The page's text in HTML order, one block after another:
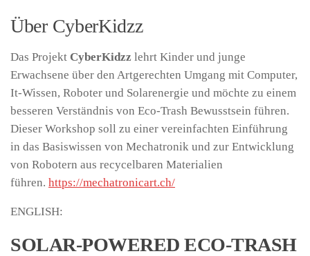
Über CyberKidzz
Das Projekt CyberKidzz lehrt Kinder und junge
Erwachsene über den Artgerechten Umgang mit Computer,
It-Wissen, Roboter und Solarenergie und möchte zu einem
besseren Verständnis von Eco-Trash Bewusstsein führen.
Dieser Workshop soll zu einer vereinfachten Einführung
in das Basiswissen von Mechatronik und zur Entwicklung
von Robotern aus recycelbaren Materialien
führen. https://mechatronicart.ch/
ENGLISH:
SOLAR-POWERED ECO-TRASH